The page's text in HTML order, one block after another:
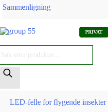
Sammenligning
PRIVAT
LED-felle for flygende insekter